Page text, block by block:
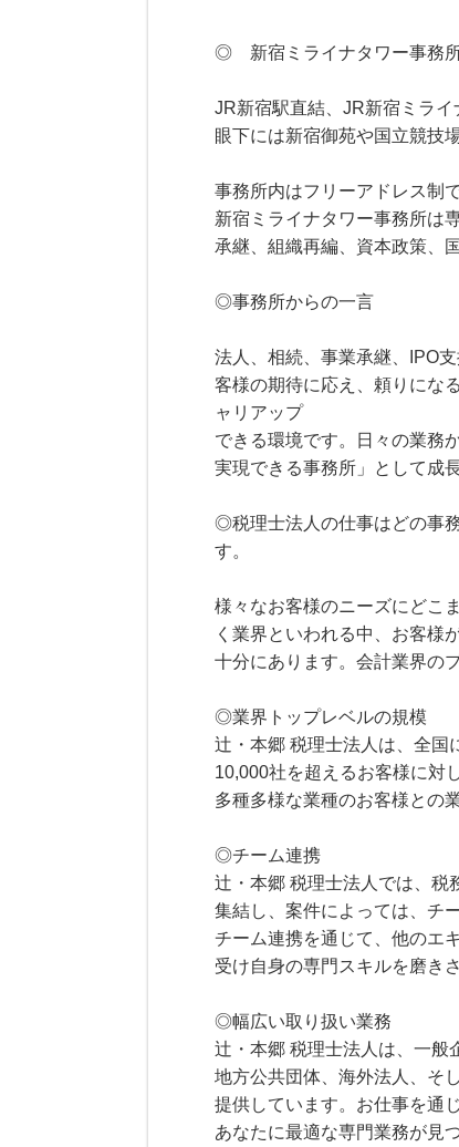
◎ 新宿ミライナタワー事務
JR新宿駅直結、JR新宿ミラ
眼下には新宿御苑や国立競技
事務所内はフリーアドレス制
新宿ミライナタワー事務所は
承継、組織再編、資本政策、
◎事務所からの一言
法人、相続、事業承継、IPO
客様の期待に応え、頼りにな
ャリアップ
できる環境です。日々の業務
実現できる事務所」として成
◎税理士法人の仕事はどの事
す。
様々なお客様のニーズにどこ
く業界といわれる中、お客
十分にあります。会計業界の
◎業界トップレベルの規模
辻・本郷 税理士法人は、全国
10,000社を超えるお客様に対
多種多様な業種のお客様との
◎チーム連携
辻・本郷 税理士法人では、税
集結し、案件によっては、チ
チーム連携を通じて、他のエ
受け自身の専門スキルを磨き
◎幅広い取り扱い業務
辻・本郷 税理士法人は、一般
地方公共団体、海外法人、そ
提供しています。お仕事を通
あなたに最適な専門業務が見